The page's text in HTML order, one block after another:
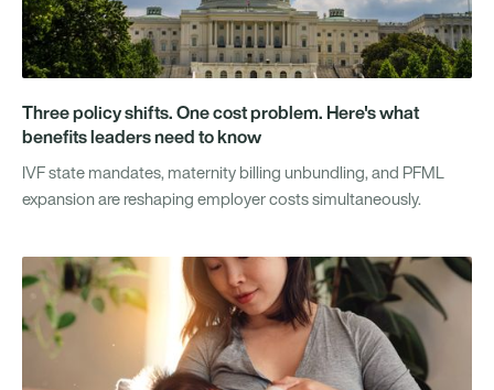
Three policy shifts. One cost problem. Here's what
benefits leaders need to know
IVF state mandates, maternity billing unbundling, and PFML
expansion are reshaping employer costs simultaneously.